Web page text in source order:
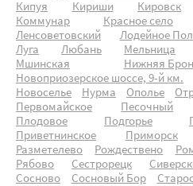
Кипуя
Кириши Кировск
Коммунар
Красное село
Ленсоветовский
Лодейное
Луга
Любань Мельница
Мшинская
Нижняя
Новоприозерское шоссе, 9-й км.
Новоселье
Нурма Ополье
Первомайское
Песочный
Плодовое
Подгорье
Приветнинское
Приморск
Разметелево
Рождествено
Рябово
Сестрорецк
Сосново
Сосновый Бор